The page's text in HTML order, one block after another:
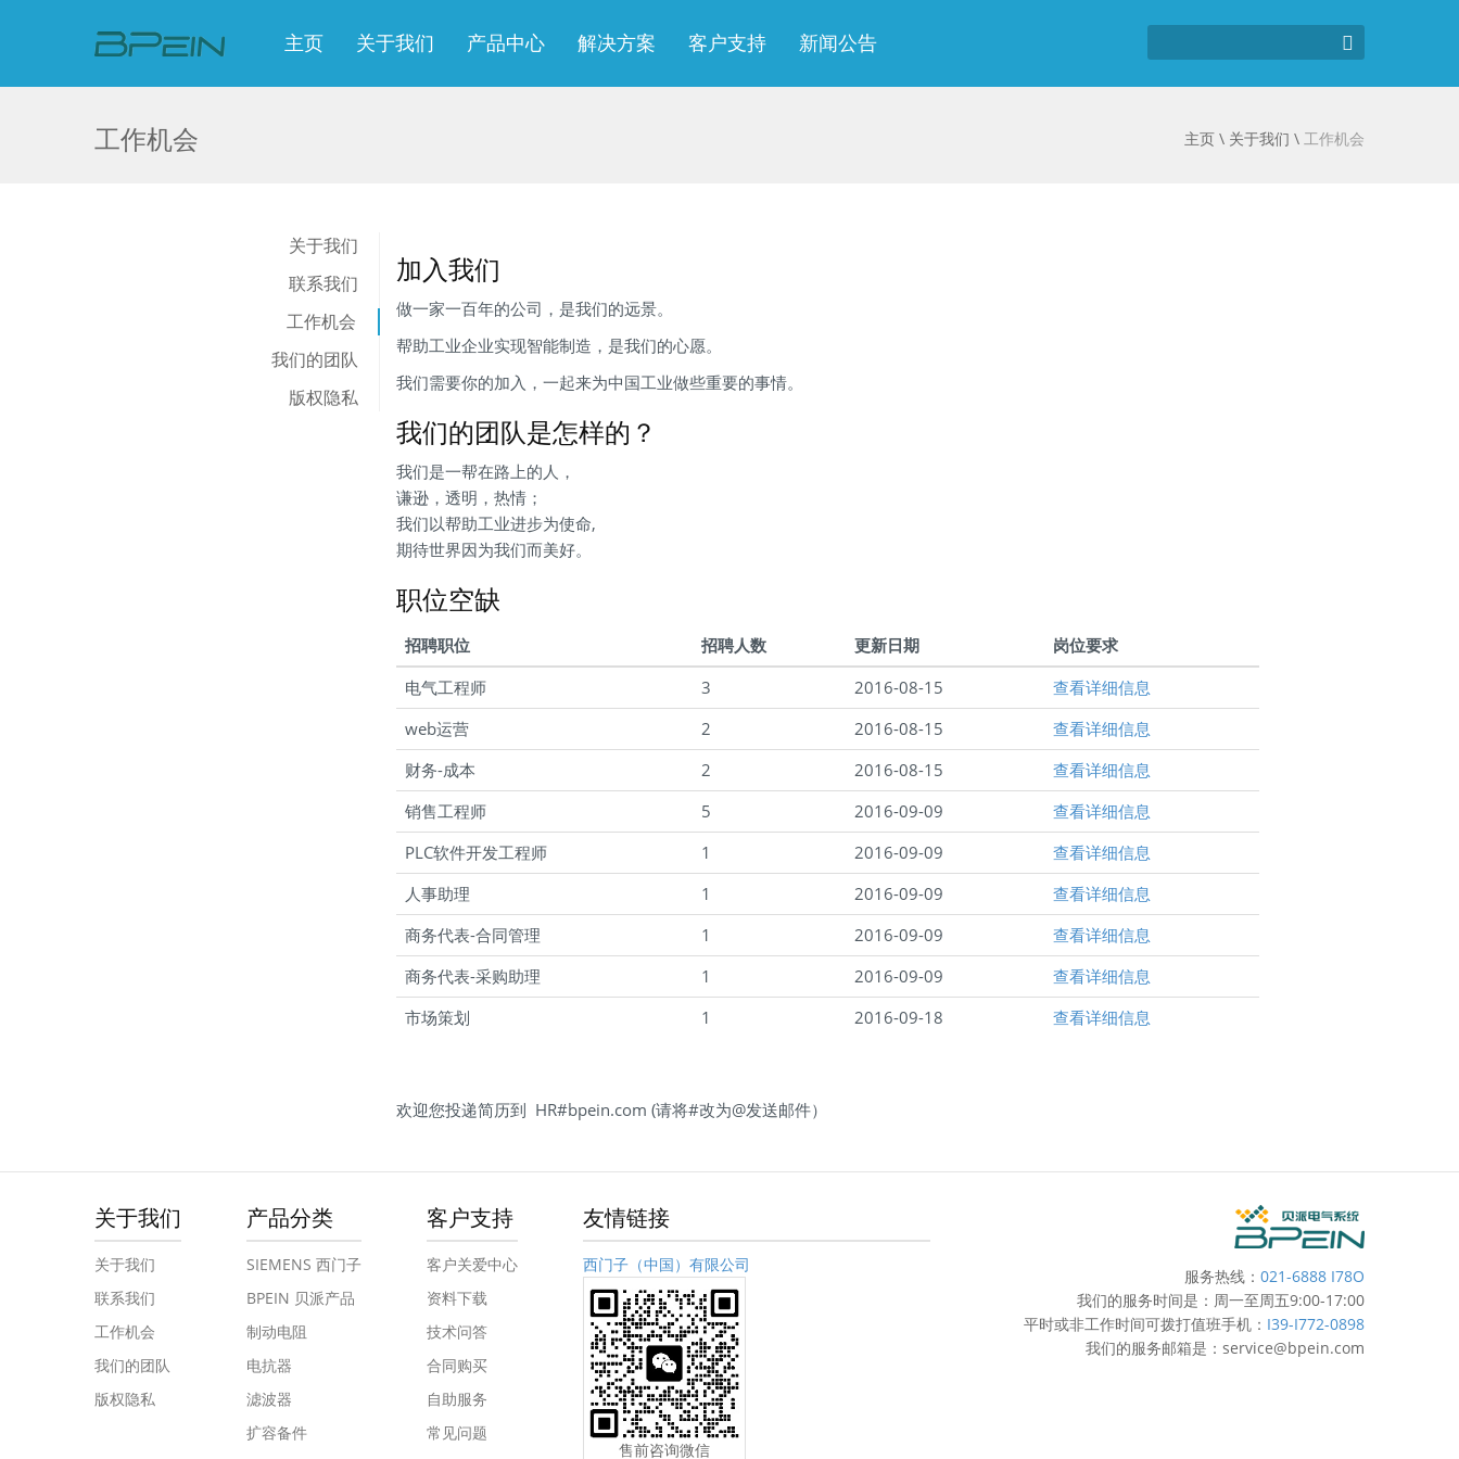
主页 关于我们 产品中心 解决方案 客户支持 新闻公告
工作机会 主页 \ 关于我们 \ 工作机会
关于我们
联系我们
工作机会
我们的团队
版权隐私
加入我们
做一家一百年的公司，是我们的远景。
帮助工业企业实现智能制造，是我们的心愿。
我们需要你的加入，一起来为中国工业做些重要的事情。
我们的团队是怎样的？
我们是一帮在路上的人，
谦逊，透明，热情；
我们以帮助工业进步为使命,
期待世界因为我们而美好。
职位空缺
招聘职位 招聘人数 更新日期
岗位要求
电气工程师
3 2016-08-15
查看详细信息
web运营
2 2016-08-15
查看详细信息
财务-成本
2 2016-08-15
查看详细信息
销售工程师
5 2016-09-09
查看详细信息
PLC软件开发工程师
1 2016-09-09
查看详细信息
人事助理
1 2016-09-09
查看详细信息
商务代表-合同管理
1 2016-09-09
查看详细信息
商务代表-采购助理
1 2016-09-09
查看详细信息
市场策划
1 2016-09-18 查看详细信息
欢迎您投递简历到 HR#bpein.com (请将#改为@发送邮件）
关于我们
关于我们
联系我们
工作机会
我们的团队
版权隐私
产品分类
SIEMENS 西门子
BPEIN 贝派产品
制动电阻
电抗器
滤波器
扩容备件
客户支持
客户关爱中心
资料下载
技术问答
合同购买
自助服务
常见问题
友情链接
西门子（中国）有限公司
售前咨询微信
服务热线： 021-6888 I78O
我们的服务时间是：周一至周五9:00-17:00
平时或非工作时间可拨打值班手机： I39-I772-0898
我们的服务邮箱是：service@bpein.com